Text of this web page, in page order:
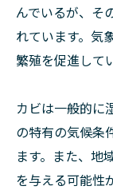
んでいるが、そ
れています。気
繁殖を促進して
カビは一般的に
の特有の気候条
ます。また、地
を与える可能性